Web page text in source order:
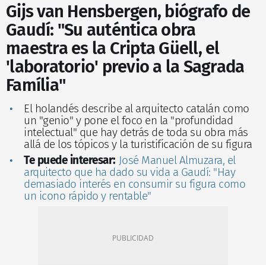
Gijs van Hensbergen, biógrafo de
Gaudí: "Su auténtica obra
maestra es la Cripta Güell, el
'laboratorio' previo a la Sagrada
Família"
El holandés describe al arquitecto catalán como
un "genio" y pone el foco en la "profundidad
intelectual" que hay detrás de toda su obra más
allá de los tópicos y la turistificación de su figura
Te puede interesar: José Manuel Almuzara, el
arquitecto que ha dado su vida a Gaudí: "Hay
demasiado interés en consumir su figura como
un icono rápido y rentable"